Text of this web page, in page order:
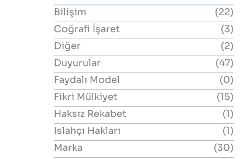
Bilişim
(22)
Coğrafi İşaret
(3)
Diğer
(2)
Duyurular
(47)
Faydalı Model
(0)
Fikri Mülkiyet
(15)
Haksız Rekabet
(1)
Islahçı Hakları
(1)
Marka
(30)